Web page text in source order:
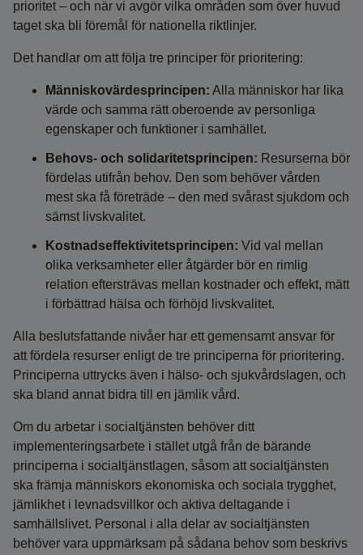
prioritet – och när vi avgör vilka områden som över huvud
taget ska bli föremål för nationella riktlinjer.
Det handlar om att följa tre principer för prioritering:
Människovärdesprincipen: Alla människor har lika
värde och samma rätt oberoende av personliga
egenskaper och funktioner i samhället.
Behovs- och solidaritetsprincipen: Resurserna bör
fördelas utifrån behov. Den som behöver vården
mest ska få företräde – den med svårast sjukdom och
sämst livskvalitet.
Kostnadseffektivitetsprincipen: Vid val mellan
olika verksamheter eller åtgärder bör en rimlig
relation eftersträvas mellan kostnader och effekt, mätt
i förbättrad hälsa och förhöjd livskvalitet.
Alla beslutsfattande nivåer har ett gemensamt ansvar för
att fördela resurser enligt de tre principerna för prioritering.
Principerna uttrycks även i hälso- och sjukvårdslagen, och
ska bland annat bidra till en jämlik vård.
Om du arbetar i socialtjänsten behöver ditt
implementeringsarbete i stället utgå från de bärande
principerna i socialtjänstlagen, såsom att socialtjänsten
ska främja människors ekonomiska och sociala trygghet,
jämlikhet i levnadsvillkor och aktiva deltagande i
samhällslivet. Personal i alla delar av socialtjänsten
behöver vara uppmärksam på sådana behov som beskrivs